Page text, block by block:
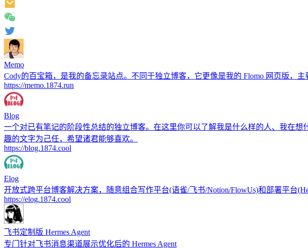
Memo
Cody的百宝箱，是我的备忘录站点。不同于独立博客，它更像是我的 Flomo 网页版，
https://memo.1874.run
Blog
一个对已有笔记的阶段性总结的独立博客。在这里你可以了解我是什么样的人、我在
趣的文字为己任，希望诸君能够喜欢。
https://blog.1874.cool
Elog
开放式跨平台博客解决方案，随意组合写作平台(语雀/飞书/Notion/FlowUs)和部署平台
https://elog.1874.cool
飞书定制版 Hermes Agent
专门针对飞书消息渠道展示优化后的 Hermes Agent